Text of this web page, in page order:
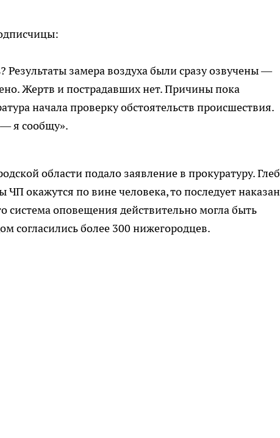
Результаты замера воздуха были сразу озвучены —
Жертв и пострадавших нет. Причины пока
начала проверку обстоятельств происшествия.
— я сообщу».
области подало заявление в прокуратуру. Глеб
окажутся по вине человека, то последует
система оповещения действительно могла быть
согласились более 300 нижегородцев.